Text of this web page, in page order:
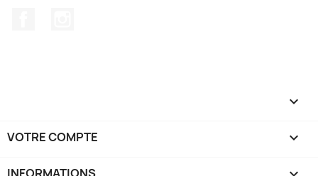

VOTRE COMPTE 